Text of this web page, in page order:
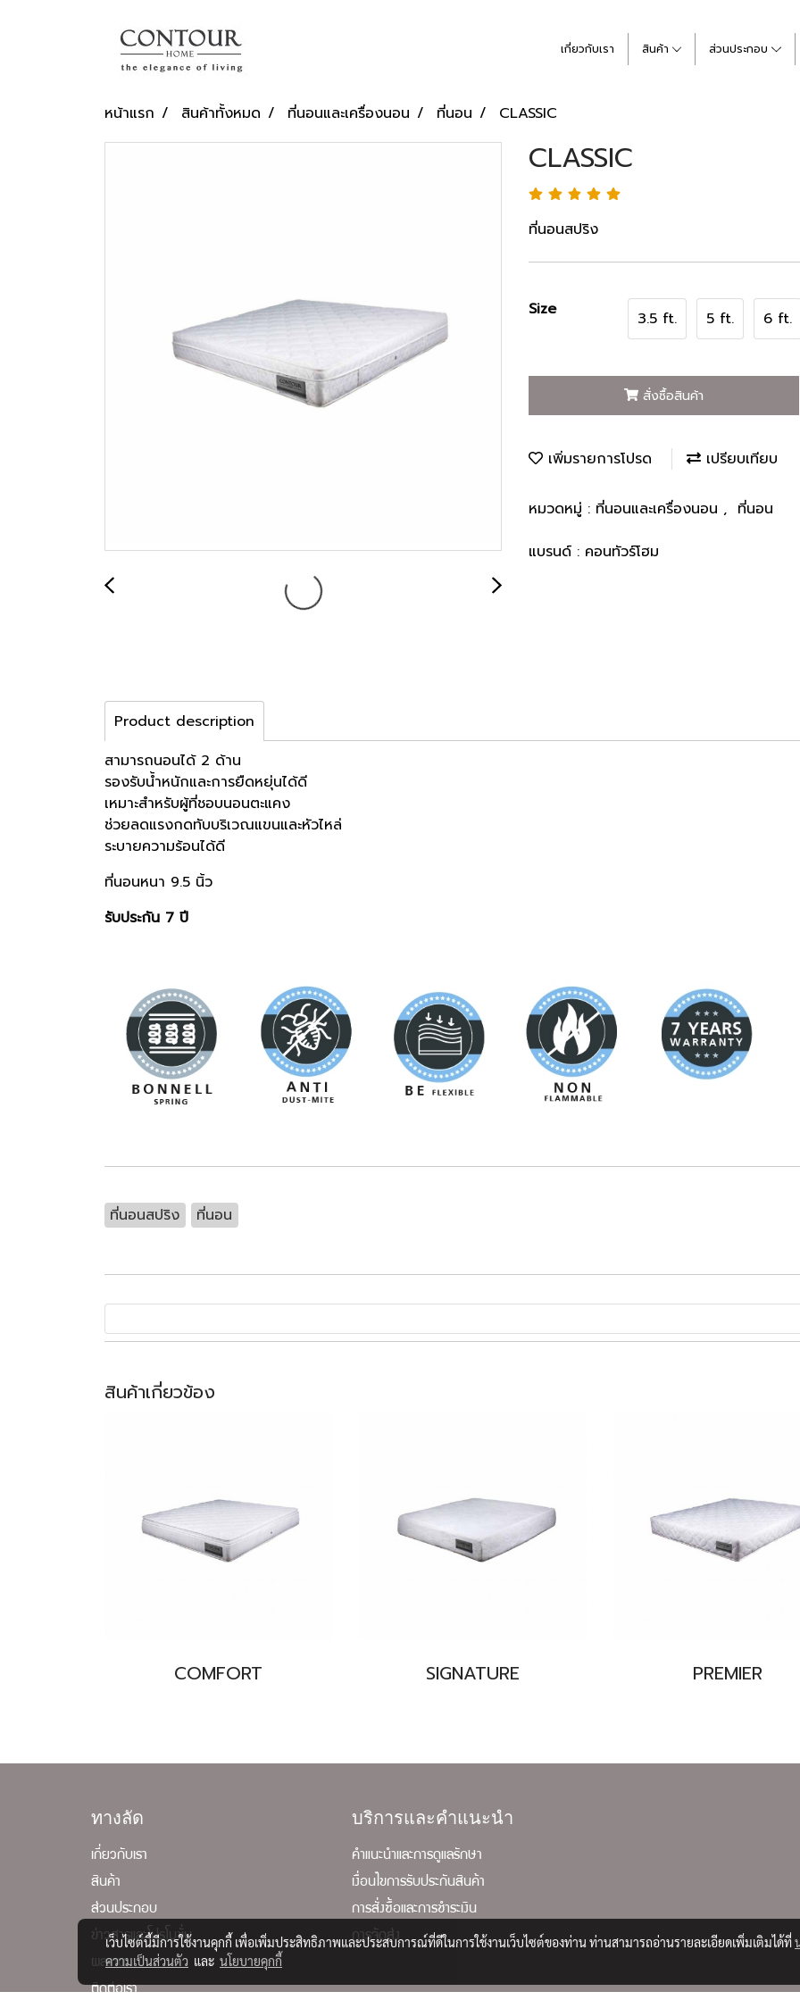
เกี่ยวกับเรา สินค้า ส่วนประกอบ
หน้าแรก สินค้าทั้งหมด ที่นอนและเครื่องนอน ที่นอน CLASSIC
CLASSIC
ที่นอนสปริง
Size 3.5 ft. 5 ft. 6 ft.
สั่งซื้อสินค้า
เพิ่มรายการโปรด เปรียบเทียบ
หมวดหมู่ : ที่นอนและเครื่องนอน , ที่นอน
แบรนด์ : คอนทัวร์โฮม
Product description
สามารถนอนได้ 2 ด้าน
รองรับน้ำหนักและการยืดหยุ่นได้ดี
เหมาะสำหรับผู้ที่ชอบนอนตะแคง
ช่วยลดแรงกดทับบริเวณแขนและหัวไหล่
ระบายความร้อนได้ดี
ที่นอนหนา 9.5 นิ้ว
รับประกัน 7 ปี
ที่นอนสปริง ที่นอน
สินค้าเกี่ยวข้อง
COMFORT SIGNATURE PREMIER
ทางลัด
เกี่ยวกับเรา
สินค้า
ส่วนประกอบ
ข่าวสารและโปรโมชั่น
ผลงาน
ติดต่อเรา
บริการและคำแนะนำ
คำแนะนำและการดูแลรักษา
เงื่อนไขการรับประกันสินค้า
การสั่งซื้อและการชำระเงิน
การจัดส่ง
เว็บไซต์นี้มีการใช้งานคุกกี้ เพื่อเพิ่มประสิทธิภาพและประสบการณ์ที่ดีในการใช้งานเว็บไซต์ของท่าน ท่านสามารถอ่านรายละเอียดเพิ่มเติมได้ที่
ความเป็นส่วนตัว และ นโยบายคุกกี้